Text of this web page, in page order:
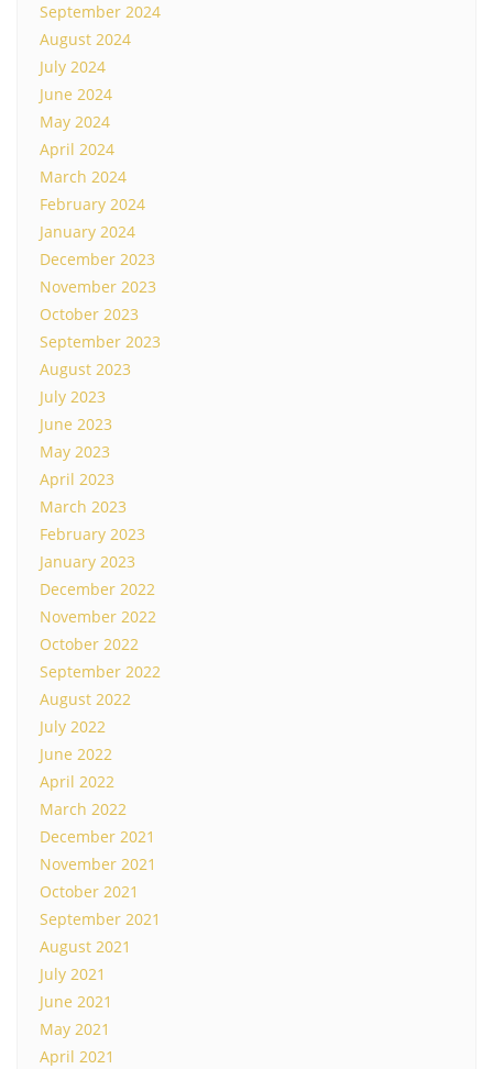
September 2024
August 2024
July 2024
June 2024
May 2024
April 2024
March 2024
February 2024
January 2024
December 2023
November 2023
October 2023
September 2023
August 2023
July 2023
June 2023
May 2023
April 2023
March 2023
February 2023
January 2023
December 2022
November 2022
October 2022
September 2022
August 2022
July 2022
June 2022
April 2022
March 2022
December 2021
November 2021
October 2021
September 2021
August 2021
July 2021
June 2021
May 2021
April 2021